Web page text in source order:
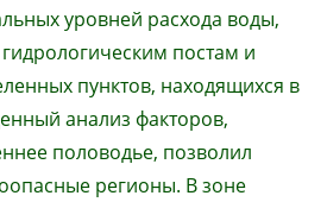
уровней расхода воды,
постам и
пунктов, находящихся в
анализ факторов,
половодье, позволил
регионы. В зоне